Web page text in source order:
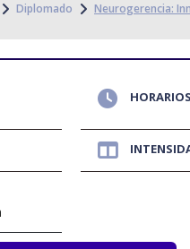
Diplomado Neurogerencia:
HORARIOS